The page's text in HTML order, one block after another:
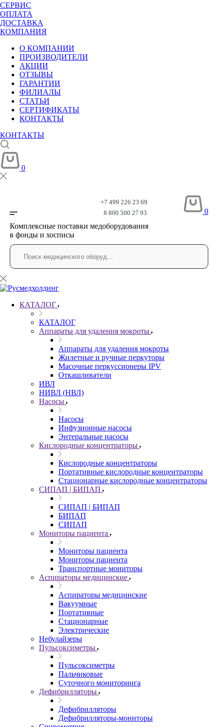
СЕРВИС
ОПЛАТА
ДОСТАВКА
КОМПАНИЯ
О КОМПАНИИ
ПРОИЗВОДИТЕЛИ
АКЦИИ
ОТЗЫВЫ
ГАРАНТИИ
ФИЛИАЛЫ
СТАТЬИ
СЕРТИФИКАТЫ
КОНТАКТЫ
КОНТАКТЫ
0
+7 499 226 23 69
8 800 500 27 93
0
Комплексные поставки медоборудования
в фонды и хосписы
КАТАЛОГ
КАТАЛОГ
Аппараты для удаления мокроты
Аппараты для удаления мокроты
Жилетные и ручные перкуторы
Масочные перкуссионеры IPV
Откашливатели
ИВЛ
НИВЛ (НВЛ)
Насосы
Насосы
Инфузионные насосы
Энтеральные насосы
Кислородные концентраторы
Кислородные концентраторы
Портативные кислородные концентраторы
Стационарные кислородные концентраторы
СИПАП | БИПАП
СИПАП | БИПАП
БИПАП
СИПАП
Мониторы пациента
Мониторы пациента
Мониторы пациента
Транспортные мониторы
Аспираторы медицинские
Аспираторы медицинские
Вакуумные
Портативные
Стационарные
Электрические
Небулайзеры
Пульсоксиметры
Пульсоксиметры
Пальчиковые
Суточного мониторинга
Дефибрилляторы
Дефибрилляторы
Дефибрилляторы-мониторы